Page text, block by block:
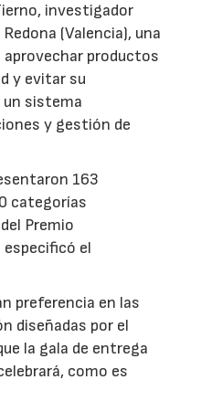
investigador
(Valencia), una
productos
y evitar su
un sistema
y gestión de
163
categorías
Premio
el
preferencia en las
diseñadas por el
la gala de entrega
como es